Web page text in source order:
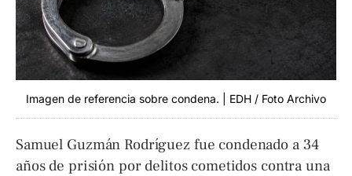
Imagen de referencia sobre condena. | EDH / Foto Archivo
Samuel Guzmán Rodríguez fue condenado a 34
años de prisión por delitos cometidos contra una